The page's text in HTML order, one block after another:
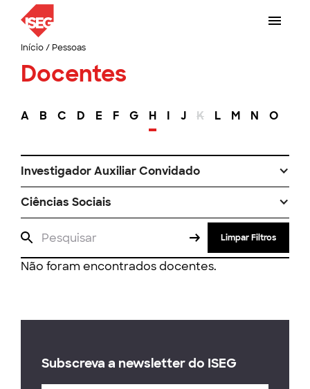
Início/ Pessoas
Docentes
A B C D E F G H I J K L M N O
Investigador Auxiliar Convidado
Ciências Sociais
Limpar Filtros
Não foram encontrados docentes.
Subscreva a newsletter do ISEG